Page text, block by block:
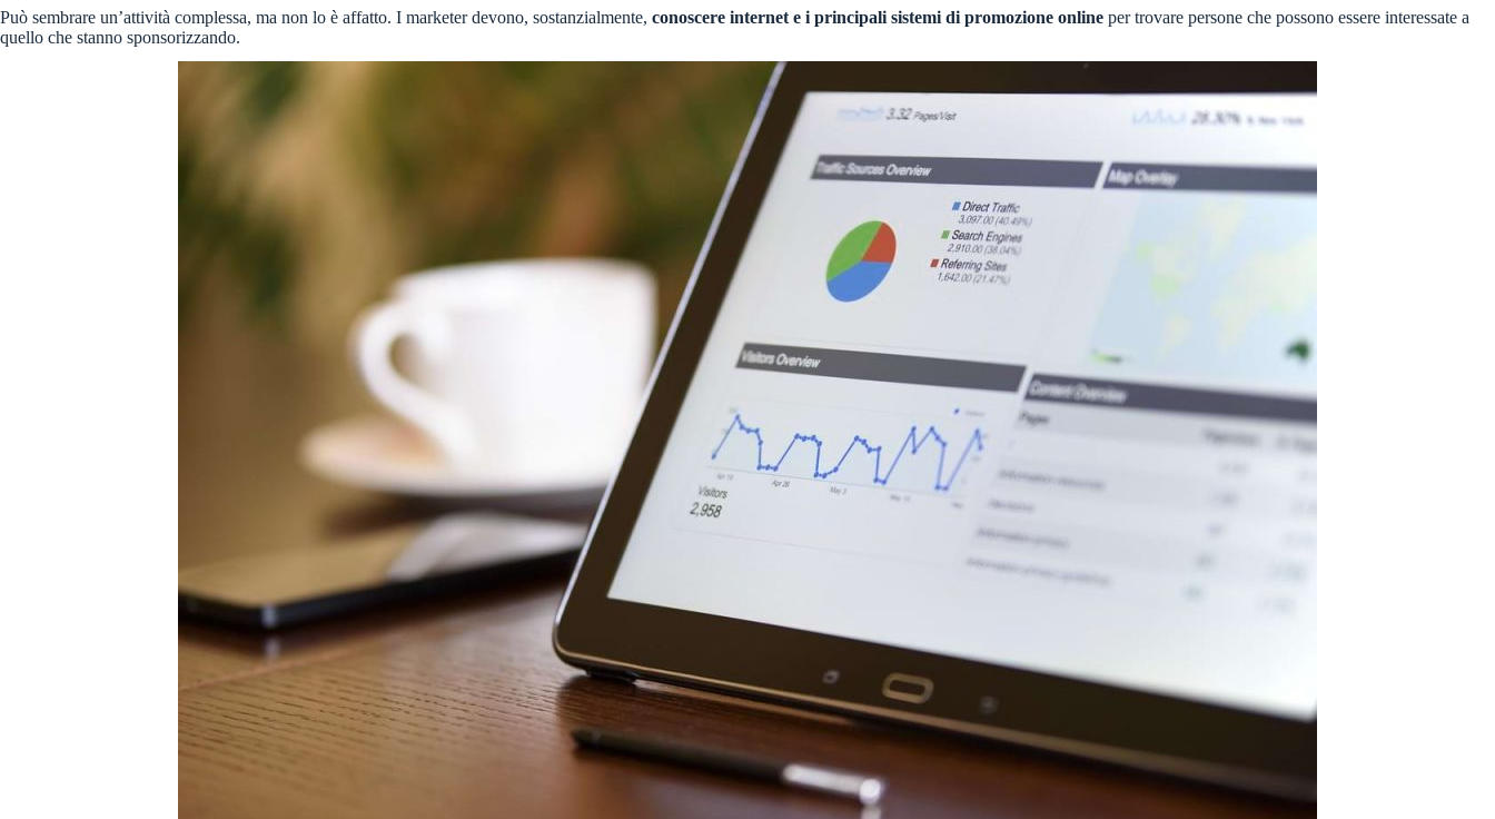
Può sembrare un’attività complessa, ma non lo è affatto. I marketer devono, sostanzialmente, conoscere internet e i principali sistemi di promozione online per trovare persone che possono essere interessate a
quello che stanno sponsorizzando.